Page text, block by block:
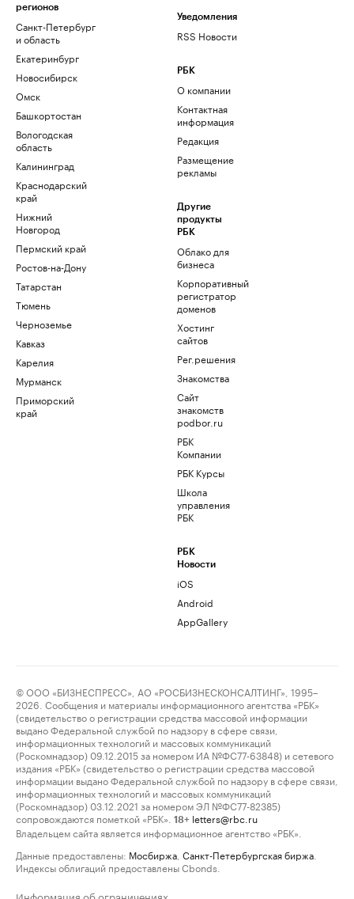
регионов
Санкт-Петербург
и область
Екатеринбург
Новосибирск
Омск
Башкортостан
Вологодская
область
Калининград
Краснодарский
край
Нижний
Новгород
Пермский край
Ростов-на-Дону
Татарстан
Тюмень
Черноземье
Кавказ
Карелия
Мурманск
Приморский
край
Уведомления
RSS Новости
РБК
О компании
Контактная
информация
Редакция
Размещение
рекламы
Другие
продукты
РБК
Облако для
бизнеса
Корпоративный
регистратор
доменов
Хостинг
сайтов
Рег.решения
Знакомства
Сайт
знакомств
podbor.ru
РБК
Компании
РБК Курсы
Школа
управления
РБК
РБК
Новости
iOS
Android
AppGallery
© ООО «БИЗНЕСПРЕСС», АО «РОСБИЗНЕСКОНСАЛТИНГ», 1995–
2026. Сообщения и материалы информационного агентства «РБК»
(свидетельство о регистрации средства массовой информации
выдано Федеральной службой по надзору в сфере связи,
информационных технологий и массовых коммуникаций
(Роскомнадзор) 09.12.2015 за номером ИА №ФС77-63848) и сетевого
издания «РБК» (свидетельство о регистрации средства массовой
информации выдано Федеральной службой по надзору в сфере связи,
информационных технологий и массовых коммуникаций
(Роскомнадзор) 03.12.2021 за номером ЭЛ №ФС77-82385)
сопровождаются пометкой «РБК».
18+ letters@rbc.ru
Владельцем сайта является информационное агентство «РБК».
Данные предоставлены: Мосбиржа Санкт-Петербургская биржа
Индексы облигаций предоставлены Cbonds.
Информация об ограничениях